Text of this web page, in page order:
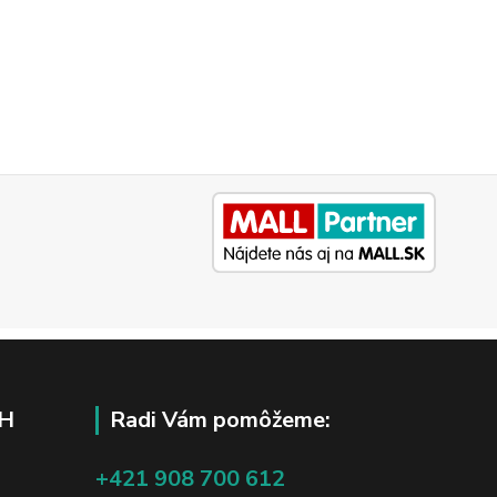
Radi Vám pomôžeme:
+421 908 700 612